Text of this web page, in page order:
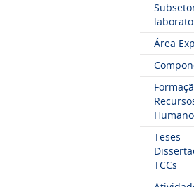
Área
Teses -
TCCs